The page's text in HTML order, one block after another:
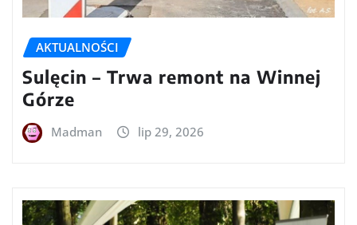
AKTUALNOŚCI
Sulęcin – Trwa remont na Winnej
Górze
Madman lip 29, 2026